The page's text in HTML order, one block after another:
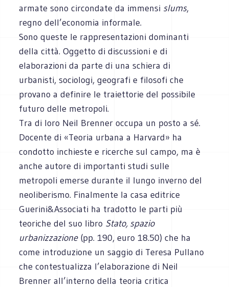
armate sono circondate da immensi slums,
regno dell’economia informale.
Sono queste le rappresentazioni dominanti
della città. Oggetto di discussioni e di
elaborazioni da parte di una schiera di
urbanisti, sociologi, geografi e filosofi che
provano a definire le traiettorie del possibile
futuro delle metropoli.
Tra di loro Neil Brenner occupa un posto a sé.
Docente di «Teoria urbana a Harvard» ha
condotto inchieste e ricerche sul campo, ma è
anche autore di importanti studi sulle
metropoli emerse durante il lungo inverno del
neoliberismo. Finalmente la casa editrice
Guerini&Associati ha tradotto le parti più
teoriche del suo libro Stato, spazio
urbanizzazione(pp. 190, euro 18.50) che ha
come introduzione un saggio di Teresa Pullano
che contestualizza l’elaborazione di Neil
Brenner all’interno della teoria critica